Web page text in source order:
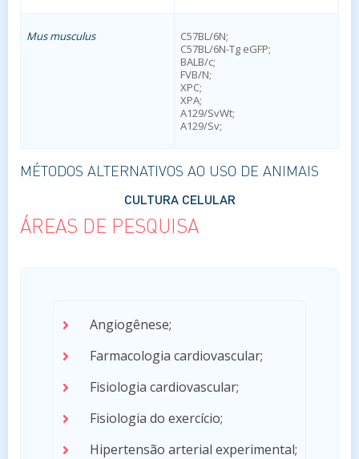
Mus musculus
C57BL/6N;
C57BL/6N-Tg eGFP;
BALB/c;
FVB/N;
XPC;
XPA;
A129/SvWt;
A129/Sv;
MÉTODOS ALTERNATIVOS AO USO DE ANIMAIS
CULTURA CELULAR
ÁREAS DE PESQUISA
Angiogênese;
Farmacologia cardiovascular;
Fisiologia cardiovascular;
Fisiologia do exercício;
Hipertensão arterial experimental;